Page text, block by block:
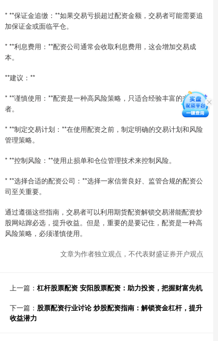
* **保证金追缴：**如果交易亏损超过配资金额，交易者可能需要追
加保证金或面临平仓。
* **利息费用：**配资公司通常会收取利息费用，这会增加交易成
本。
**建议：**
* **谨慎使用：**配资是一种高风险策略，只适合经验丰富的交易
者。
* **制定交易计划：**在使用配资之前，制定明确的交易计划和风险
管理策略。
* **控制风险：**使用止损单和仓位管理技术来控制风险。
* **选择合适的配资公司：**选择一家信誉良好、监管合规的配资公
司至关重要。
通过遵循这些指南，交易者可以利用期货配资解锁交易潜能配资炒
股网站蹿必选，提升收益。但是，重要的是要记住，配资是一种高
风险策略，必须谨慎使用。
文章为作者独立观点，不代表财盛证券开户观点
上一篇： 杠杆股票配资 安阳股票配资：助力投资，把握财富先机
下一篇： 股票配资行业讨论 炒股配资指南：解锁资金杠杆，提升
收益潜力